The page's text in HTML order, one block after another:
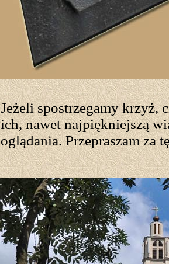
Jeżeli spostrzegamy krzyż,
ich, nawet najpiękniejszą
oglądania. Przepraszam za